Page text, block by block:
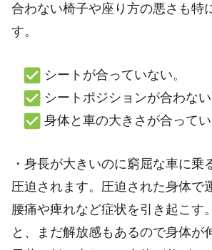
合わない椅子や座り方の悪さも特
す。
シートが合っていない。
シートポジションが合わない
身体と車の大きさが合ってい
・身長が大きいのに窮屈な車に乗
圧迫されます。圧迫された身体で
腰痛や痺れなど症状を引き起こす
と、まだ解放感もあるので身体が